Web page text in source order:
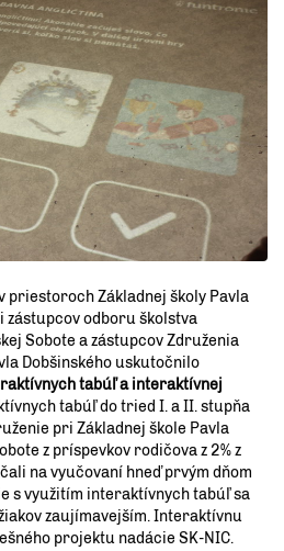
priestoroch Základnej školy Pavla
zástupcov odboru školstva
Sobote a zástupcov Združenia
Dobšinského uskutočnilo
tabúľ a interaktívnej
tabúľ do tried I. a II. stupňa
pri Základnej škole Pavla
z príspevkov rodičova z 2% z
na vyučovaní hneď prvým dňom
s využitím interaktívnych tabúľ sa
zaujímavejším. Interaktívnu
projektu nadácie SK-NIC.